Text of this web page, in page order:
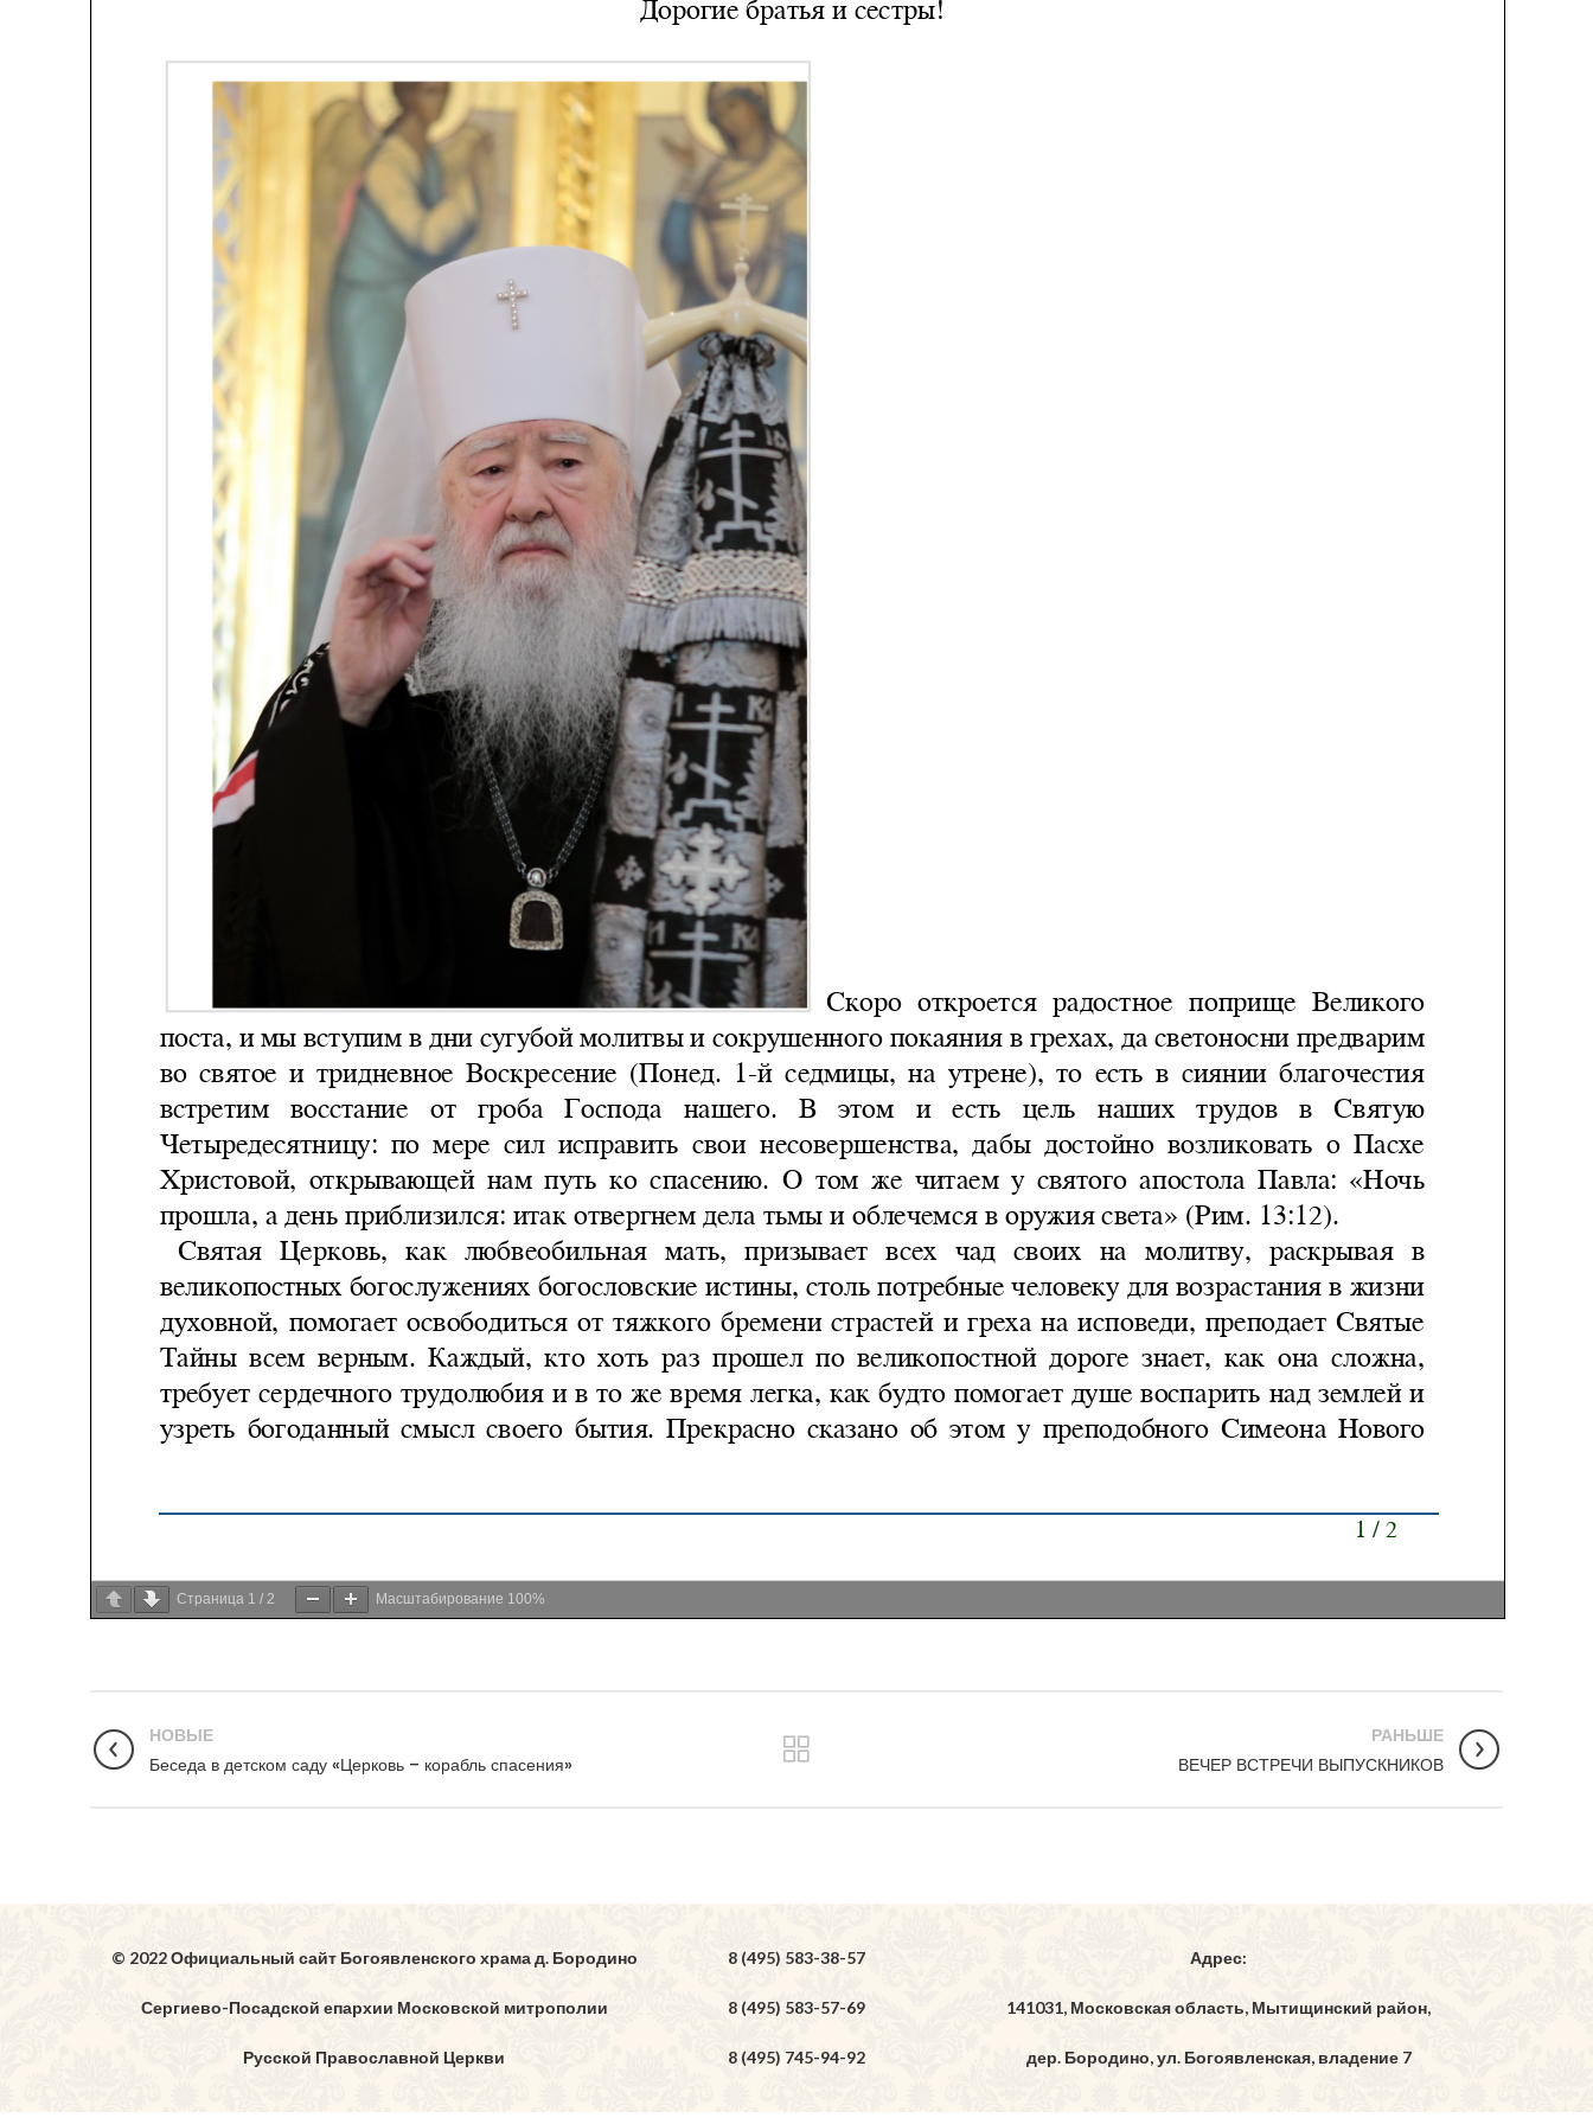
Страница 1 / 2 Масштабирование 100%
НОВЫЕ
Беседа в детском саду «Церковь – корабль спасения»
РАНЬШЕ
ВЕЧЕР ВСТРЕЧИ ВЫПУСКНИКОВ
© 2022 Официальный сайт Богоявленского храма д. Бородино
Сергиево-Посадской епархии Московской митрополии
Русской Православной Церкви
8 (495) 583-38-57
8 (495) 583-57-69
8 (495) 745-94-92
Адрес:
141031, Московская область, Мытищинский район,
дер. Бородино, ул. Богоявленская, владение 7